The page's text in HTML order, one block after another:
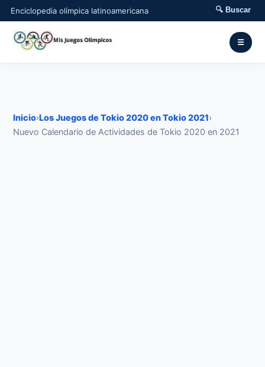
Enciclopedia olímpica latinoamericana 🔍 Buscar
☰
Inicio›Los Juegos de Tokio 2020 en Tokio 2021›
Nuevo Calendario de Actividades de Tokio 2020 en 2021